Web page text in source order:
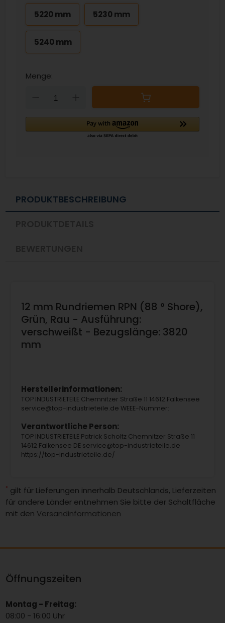
5220 mm 5230 mm
5240 mm
Menge:
Down
PRODUKTBESCHREIBUNG
12 mm Rundriemen RPN (88 ° Shore),
Grün, Rau - Ausführung:
verschweißt - Bezugslänge: 3820
mm
Herstellerinformationen:
TOP INDUSTRIETEILE Chemnitzer Straße 11 14612 Falkensee
service@top-industrieteile.de WEEE-Nummer:
Verantwortliche Person:
TOP INDUSTRIETEILE Patrick Scholtz Chemnitzer Straße 11
14612 Falkensee DE service@top-industrieteile.de
https://top-industrieteile.de/
* gilt für Lieferungen innerhalb Deutschlands, Lieferzeiten
für andere Länder entnehmen Sie bitte der Schaltfläche
mit den Versandinformationen
Öffnungszeiten
Montag - Freitag:
08:00 - 16:00 Uhr